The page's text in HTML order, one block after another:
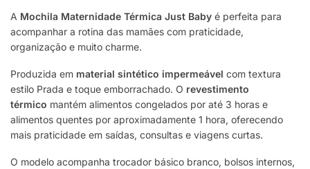
A Mochila Maternidade Térmica Just Baby é perfeita para
acompanhar a rotina das mamães com praticidade,
organização e muito charme.
Produzida em material sintético impermeável com textura
estilo Prada e toque emborrachado. O revestimento
térmico mantém alimentos congelados por até 3 horas e
alimentos quentes por aproximadamente 1 hora, oferecendo
mais praticidade em saídas, consultas e viagens curtas.
O modelo acompanha trocador básico branco, bolsos internos,